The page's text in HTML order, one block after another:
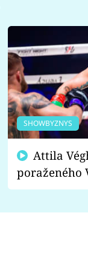
SHOWBYZNYS
poraženého
chce raději